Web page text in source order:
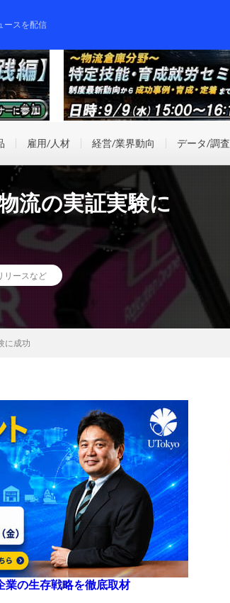
ースを配信
雇用/人材 経営/業界動向 データ/調査
流の実証実験に
リースなど
に成功
業の生存戦略を徹底取材